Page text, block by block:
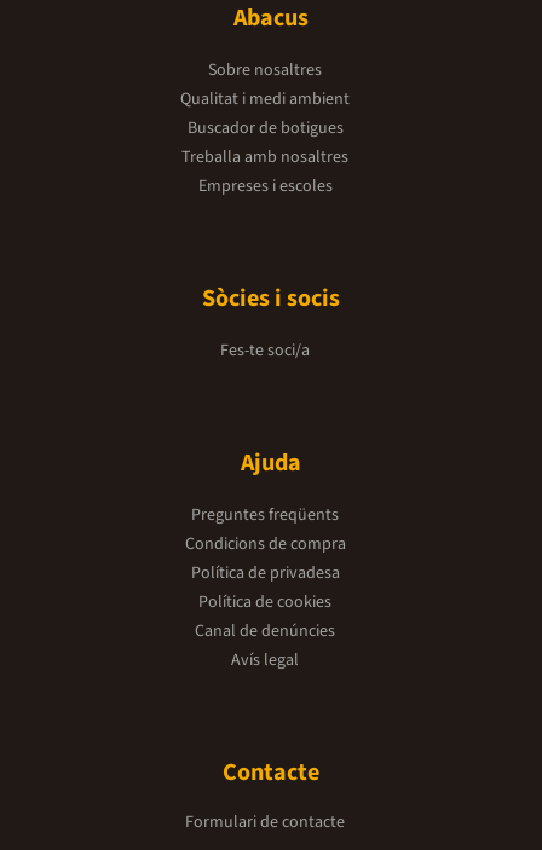
Abacus
Sobre nosaltres
Qualitat i medi ambient
Buscador de botigues
Treballa amb nosaltres
Empreses i escoles
Sòcies i socis
Fes-te soci/a
Ajuda
Preguntes freqüents
Condicions de compra
Política de privadesa
Política de cookies
Canal de denúncies
Avís legal
Contacte
Formulari de contacte